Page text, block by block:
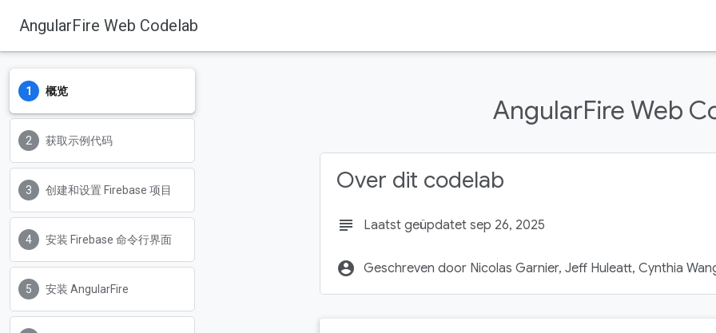
AngularFire Web Codelab
概览
获取示例代码
创建和设置 Firebase 项目
安装 Firebase 命令行界面
安装 AngularFire
AngularFire Web
Over dit codelab
subject Laatst geüpdatet sep 26, 2025
account_circle Geschreven door Nicolas Garnier, Jeff Huleatt, Cynthia